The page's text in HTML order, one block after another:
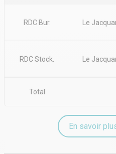
RDC Bur. Le
RDC Stock. Le
Total
En savoir